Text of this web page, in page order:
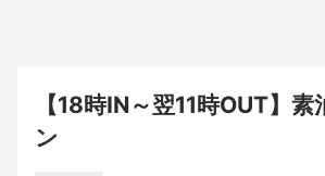
【18時IN～翌11時OUT】
ン